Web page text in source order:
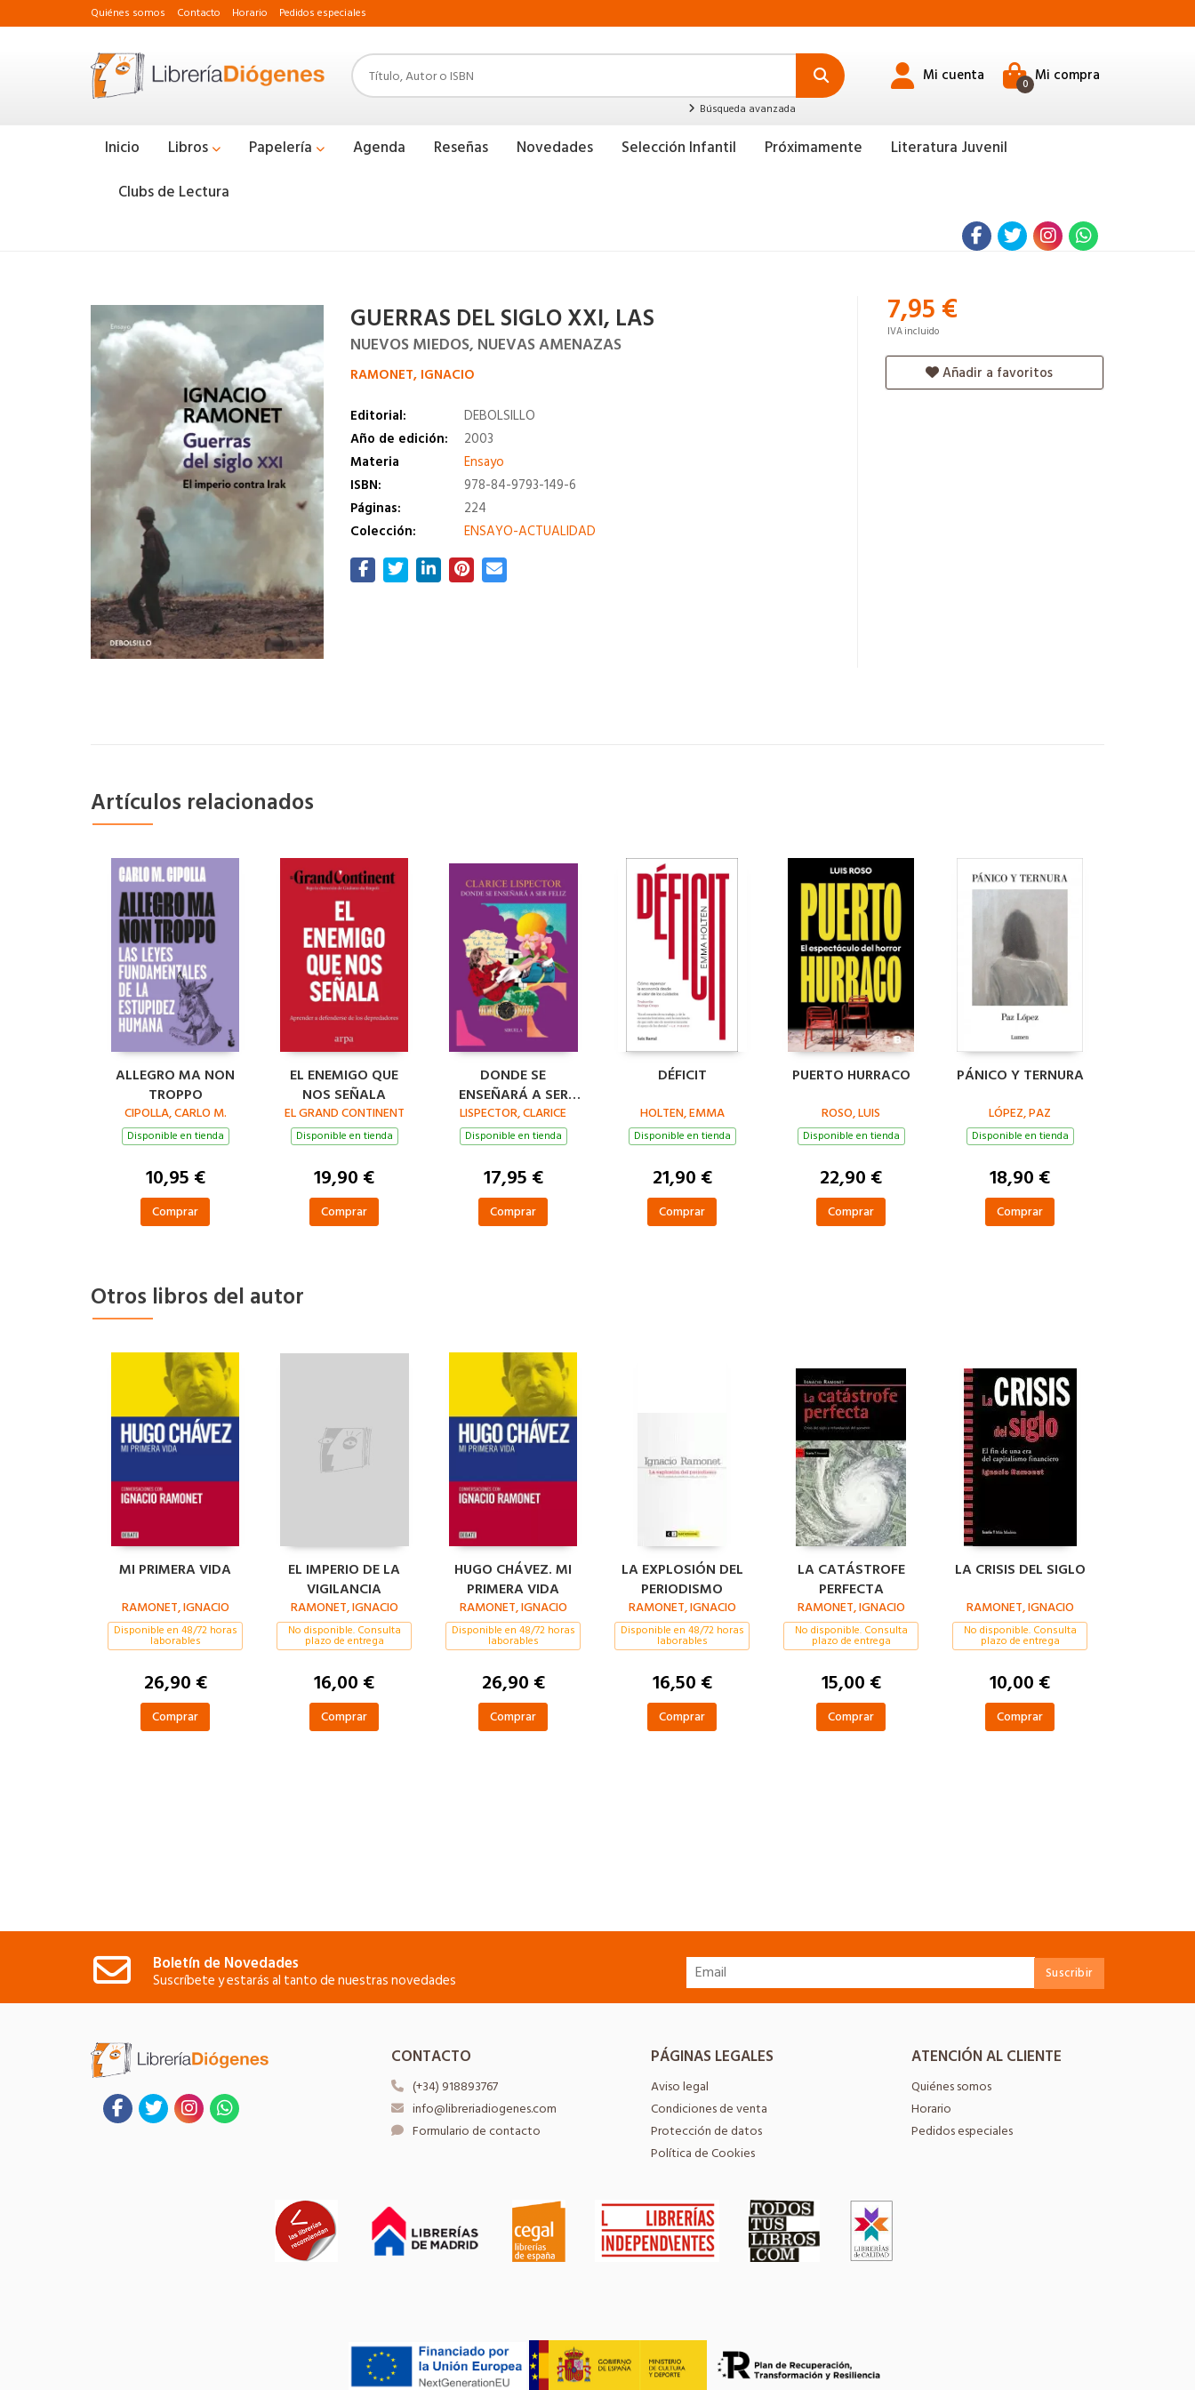
Quiénes somos Contacto Horario Pedidos especiales
Búsqueda avanzada
Mi cuenta Mi compra
0
Inicio Libros Papelería Agenda Reseñas Novedades Selección Infantil Próximamente
Literatura Juvenil
Clubs de Lectura
GUERRAS DEL SIGLO XXI, LAS
NUEVOS MIEDOS, NUEVAS AMENAZAS
RAMONET, IGNACIO
Editorial:
DEBOLSILLO
Año de edición:
2003
Materia
Ensayo
ISBN:
978-84-9793-149-6
Páginas:
224
Colección:
ENSAYO-ACTUALIDAD
7,95 €
IVA incluido
Añadir a favoritos
Artículos relacionados
ALLEGRO MA NON
TROPPO
CIPOLLA, CARLO M.
Disponible en tienda
10,95 €
Comprar
EL ENEMIGO QUE
NOS SEÑALA
EL GRAND CONTINENT
Disponible en tienda
19,90 €
Comprar
DONDE SE
ENSEÑARÁ A SER
FELIZ
LISPECTOR, CLARICE
Disponible en tienda
17,95 €
Comprar
DÉFICIT
HOLTEN, EMMA
Disponible en tienda
21,90 €
Comprar
PUERTO HURRACO
ROSO, LUIS
Disponible en tienda
22,90 €
Comprar
PÁNICO Y TERNURA
LÓPEZ, PAZ
Disponible en tienda
18,90 €
Comprar
Otros libros del autor
MI PRIMERA VIDA
RAMONET, IGNACIO
Disponible en 48/72 horas
laborables
26,90 €
Comprar
EL IMPERIO DE LA
VIGILANCIA
RAMONET, IGNACIO
No disponible. Consulta
plazo de entrega
16,00 €
Comprar
HUGO CHÁVEZ. MI
PRIMERA VIDA
RAMONET, IGNACIO
Disponible en 48/72 horas
laborables
26,90 €
Comprar
LA EXPLOSIÓN DEL
PERIODISMO
RAMONET, IGNACIO
Disponible en 48/72 horas
laborables
16,50 €
Comprar
LA CATÁSTROFE
PERFECTA
RAMONET, IGNACIO
No disponible. Consulta
plazo de entrega
15,00 €
Comprar
LA CRISIS DEL SIGLO
RAMONET, IGNACIO
No disponible. Consulta
plazo de entrega
10,00 €
Comprar
Boletín de Novedades
Suscríbete y estarás al tanto de nuestras novedades
CONTACTO
(+34) 918893767
info@libreriadiogenes.com
Formulario de contacto
PÁGINAS LEGALES
Aviso legal
Condiciones de venta
Protección de datos
Política de Cookies
ATENCIÓN AL CLIENTE
Quiénes somos
Horario
Pedidos especiales